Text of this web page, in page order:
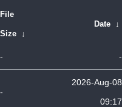
File
Size ↓
Date ↓
- -
-
2026-Aug-08
09:17